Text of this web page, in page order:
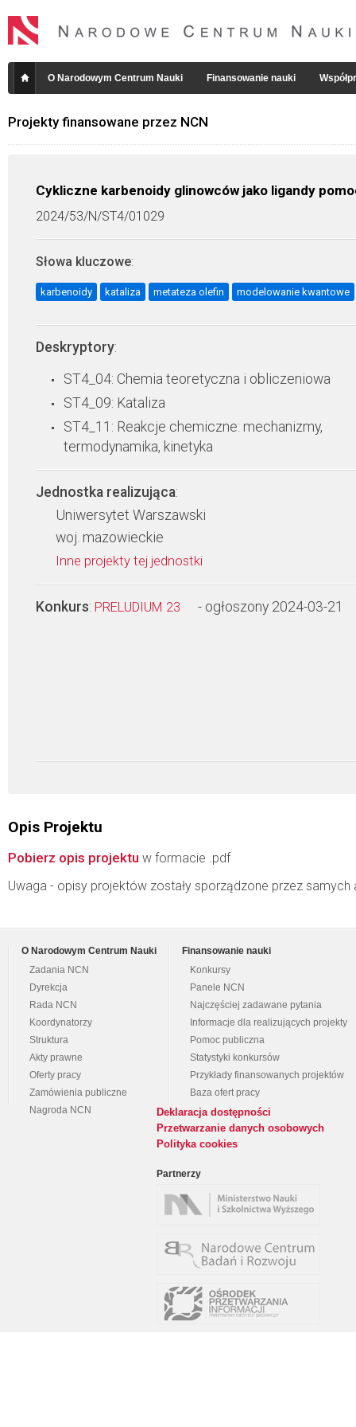
O Narodowym Centrum Nauki Finansowanie nauki
Projekty finansowane przez NCN
Cykliczne karbenoidy glinowców jako ligandy
2024/53/N/ST4/01029
Słowa kluczowe:
karbenoidy kataliza metateza olefin modelowanie kwantowe
Deskryptory:
ST4_04: Chemia teoretyczna i obliczeniowa
ST4_09: Kataliza
ST4_11: Reakcje chemiczne: mechanizmy,
termodynamika, kinetyka
Jednostka realizująca:
Uniwersytet Warszawski
woj. mazowieckie
Inne projekty tej jednostki
Konkurs: PRELUDIUM 23 - ogłoszony 2024-03-21
Opis Projektu
Pobierz opis projektu w formacie .pdf
Uwaga - opisy projektów zostały sporządzone przez
O Narodowym Centrum Nauki
Zadania NCN
Dyrekcja
Rada NCN
Koordynatorzy
Struktura
Akty prawne
Oferty pracy
Zamówienia publiczne
Nagroda NCN
Finansowanie nauki
Konkursy
Panele NCN
Najczęściej zadawane pytania
Informacje dla realizujących projekty
Pomoc publiczna
Statystyki konkursów
Przykłady finansowanych projektów
Baza ofert pracy
Deklaracja dostępności
Przetwarzanie danych osobowych
Polityka cookies
Partnerzy